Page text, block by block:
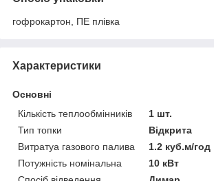
гофрокартон, ПЕ плівка
Характеристики
Основні
Кількість теплообмінників
1 шт.
Тип топки
Відкрита
Витратуа газового палива
1.2 куб.м/год
Потужність номінальна
10 кВт